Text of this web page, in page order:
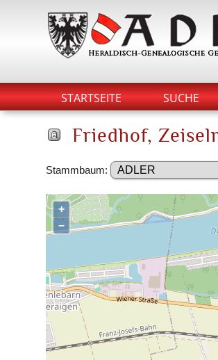
STARTSEITE SUCHE
Friedhof,
Stammbaum:
+
–